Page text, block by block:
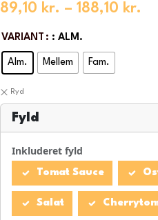
89,10 kr. – 188,10 kr.
VARIANT : ALM.
Alm. Mellem Fam.
Ryd